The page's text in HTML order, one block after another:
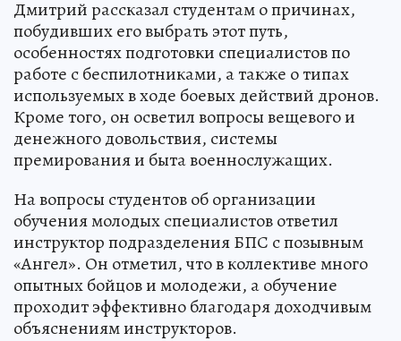
Дмитрий рассказал студентам о причинах,
побудивших его выбрать этот путь,
особенностях подготовки специалистов по
работе с беспилотниками, а также о типах
используемых в ходе боевых действий дронов.
Кроме того, он осветил вопросы вещевого и
денежного довольствия, системы
премирования и быта военнослужащих.
На вопросы студентов об организации
обучения молодых специалистов ответил
инструктор подразделения БПС с позывным
«Ангел». Он отметил, что в коллективе много
опытных бойцов и молодежи, а обучение
проходит эффективно благодаря доходчивым
объяснениям инструкторов.